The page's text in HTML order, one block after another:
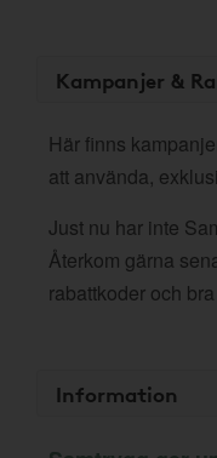
Kampanjer &
Här finns
att använda,
Just nu har inte
Återkom gärna
rabattkoder och
Information